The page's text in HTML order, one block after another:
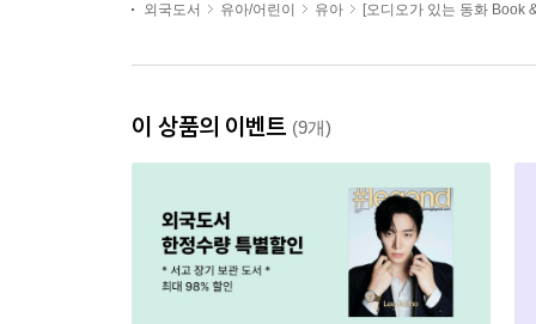
외국도서 유아/어린이 유아 [오디오가 있는 동화 Book
이 상품의 이벤트 (9개)